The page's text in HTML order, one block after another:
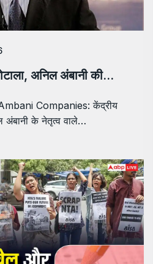
अनिल अंबानी की…
Companies: केंद्रीय
अंबानी के नेतृत्व वाले…